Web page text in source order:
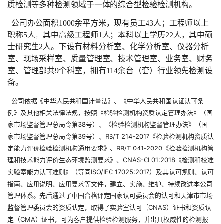
质检测等多种检测领域于一体的综合型检验检测机构。
公司办公面积1000余平方米，现有员工43人；工程师以上
职称5人，其中高级工程师1人；本科以上学历22人，其中硕
士研究生2人。下设有材料分析室、化学分析室、仪器分析
室、现场采样室、质量管理室、技术管理室、业务室、财务
室、管理部共9个科室，拥有114余台（套）行业领先检测设
备。
公司依据《中华人民共和国计量法》、《中华人民共和国认证认可条
例》及其他相关法律法规，按照《检验检测机构资质认定管理办法》（国
家市场监督管理总局令第38号）、《检验检测机构监督管理办法》（国
家市场监督管理总局令第39号）、RB/T 214-2017《检验检测机构资质认
定能力评价检验检测机构通用要求》、RB/T 041-2020《检验检测机构管
理和技术能力评价生态环境监测要求》、CNAS-CL01:2018《检测和校准
实验室能力认可准则》（等同ISO/IEC 17025:2017）及其认可规则、认可
指南、应用说明、应用要求等文件，建立、实施、维护、持续改进本公司
管理体系。先后通过了中国合格评定国家认可委员会的认可和天津市市场
监督管理委员会的资质认定，取得了实验室认可（CNAS）证书和资质认
定（CMA）证书，可为客户提供检验检测服务，并出具权威性的检测报